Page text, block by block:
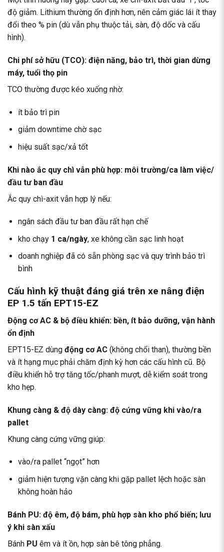
độ giảm. Lithium thường ổn định hơn, nên cảm giác lái ít thay
đổi theo % pin (dù vẫn phụ thuộc tải, sàn, độ dốc và cấu
hình).
Chi phí sở hữu (TCO): điện năng, bảo trì, thời gian dừng
máy, tuổi thọ pin
TCO thường được kéo xuống nhờ:
ít bảo trì pin
giảm downtime chờ sạc
hiệu suất sạc/xả tốt
Khi nào ắc quy chì vẫn phù hợp: môi trường/ca làm việc/
đầu tư ban đầu
Ắc quy chì-axit vẫn hợp lý nếu:
ngân sách đầu tư ban đầu rất hạn chế
kho chạy 1 ca/ngày, xe không cần sạc linh hoạt
doanh nghiệp đã có sẵn phòng sạc và quy trình bảo trì
bình
Cấu hình kỹ thuật đáng giá trên xe nâng điện
EP 1.5 tấn EPT15-EZ
Động cơ AC & bộ điều khiển: bền, ít bảo dưỡng, vận hành
ổn định
EPT15-EZ dùng động cơ AC (không chổi than), thường bền
và ít hạng mục phải chăm định kỳ hơn các cấu hình cũ. Bộ
điều khiển hỗ trợ tăng tốc/phanh mượt, dễ kiểm soát trong
kho hẹp.
Khung càng & độ dày càng: độ cứng vững khi vào/ra
pallet
Khung càng cứng vững giúp:
vào/ra pallet “ngọt” hơn
giảm hiện tượng vặn càng khi gặp pallet lệch hoặc sàn
không hoàn hảo
Bánh PU: độ êm, độ bám, phù hợp sàn kho phổ biến; lưu
ý khi sàn xấu
Bánh PU êm và ít ồn, hợp sàn bê tông phẳng.